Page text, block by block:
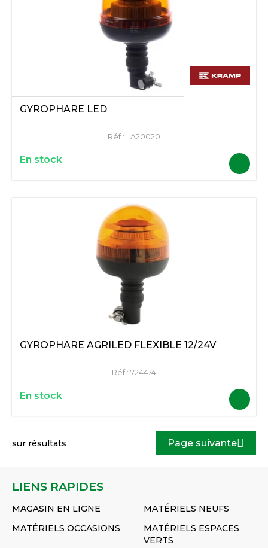
GYROPHARE LED
Réf : LA20020
En stock
GYROPHARE AGRILED FLEXIBLE 12/24V
Réf : 724474
En stock
sur résultats Page suivante
LIENS RAPIDES
MAGASIN EN LIGNE
MATÉRIELS NEUFS
MATÉRIELS OCCASIONS
MATÉRIELS ESPACES
VERTS